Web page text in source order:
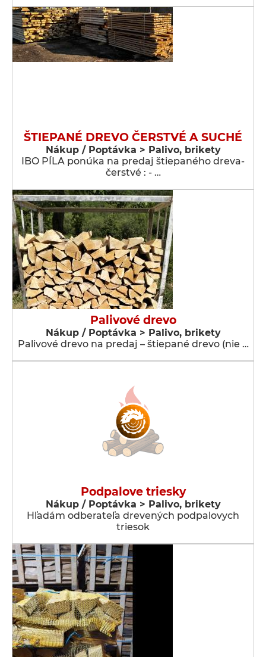
ŠTIEPANÉ DREVO ČERSTVÉ A SUCHÉ
Nákup / Poptávka > Palivo, brikety
IBO PÍLA ponúka na predaj štiepaného dreva-
čerstvé : - …
Palivové drevo
Nákup / Poptávka > Palivo, brikety
Palivové drevo na predaj – štiepané drevo (nie …
Podpalove triesky
Nákup / Poptávka > Palivo, brikety
Hľadám odberateľa drevených podpalovych
triesok